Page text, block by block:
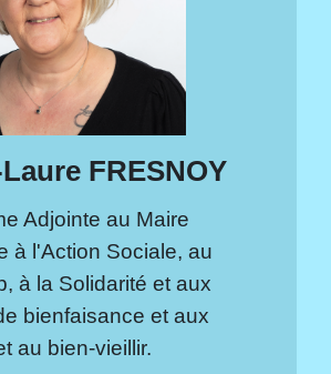
FRESNOY
Adjointe au Maire
à l'Action Sociale, au
à la Solidarité et aux
bienfaisance et aux
au bien-vieillir.